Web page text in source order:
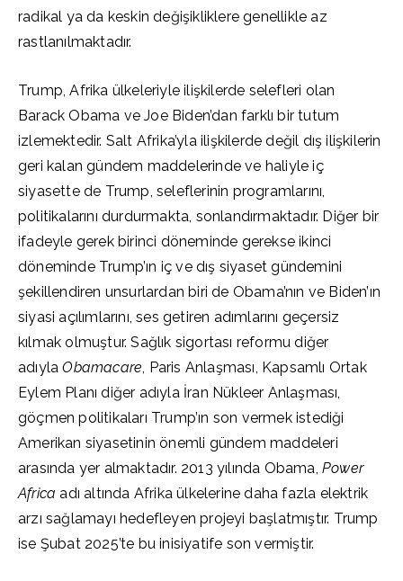
radikal ya da keskin değişikliklere genellikle az
rastlanılmaktadır.
Trump, Afrika ülkeleriyle ilişkilerde selefleri olan
Barack Obama ve Joe Biden’dan farklı bir tutum
izlemektedir. Salt Afrika’yla ilişkilerde değil dış ilişkilerin
geri kalan gündem maddelerinde ve haliyle iç
siyasette de Trump, seleflerinin programlarını,
politikalarını durdurmakta, sonlandırmaktadır. Diğer bir
ifadeyle gerek birinci döneminde gerekse ikinci
döneminde Trump’ın iç ve dış siyaset gündemini
şekillendiren unsurlardan biri de Obama’nın ve Biden’ın
siyasi açılımlarını, ses getiren adımlarını geçersiz
kılmak olmuştur. Sağlık sigortası reformu diğer
adıylaObamacare, Paris Anlaşması, Kapsamlı Ortak
Eylem Planı diğer adıyla İran Nükleer Anlaşması,
göçmen politikaları Trump’ın son vermek istediği
Amerikan siyasetinin önemli gündem maddeleri
arasında yer almaktadır. 2013 yılında Obama,Power
Africaadı altında Afrika ülkelerine daha fazla elektrik
arzı sağlamayı hedefleyen projeyi başlatmıştır. Trump
ise Şubat 2025’te bu inisiyatife son vermiştir.